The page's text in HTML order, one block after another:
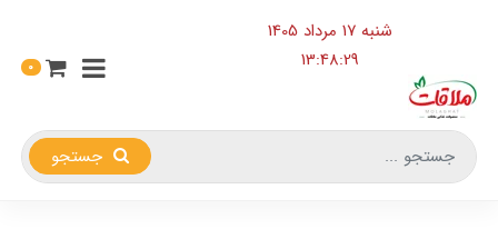
شنبه 17 مرداد 1405
13:48:29
0